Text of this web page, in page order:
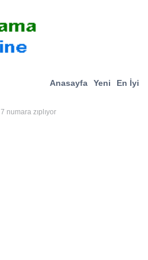
Anasayfa Yeni En İyi
7 numara zıplıyor